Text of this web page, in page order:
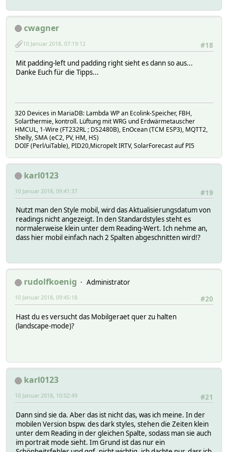
cwagner
#18
10 Januar 2018, 07:19:12
Mit padding-left und padding right sieht es dann so aus...
Danke Euch für die Tipps...
320 Devices in MariaDB: Lambda WP an Ecolink-Speicher, FBH,
Solarthermie, kontroll. Lüftung mit WRG und Erdwärmetauscher
HMCUL, 1-Wire (FT232RL ; DS2480B), EnOcean (TCM ESP3), MQTT2,
Shelly, SMA (eC2, PV, HM, HS)
DOIF (Perl/uiTable), PID20,Micropelt IRTV, SolarForecast auf PI5
karl0123
#19
10 Januar 2018, 09:41:37
Nutzt man den Style mobil, wird das Aktualisierungsdatum von
readings nicht angezeigt. In den Standardstyles steht es
normalerweise klein unter dem Reading-Wert. Ich nehme an,
dass hier mobil einfach nach 2 Spalten abgeschnitten wird!?
rudolfkoenig
Administrator
#20
10 Januar 2018, 09:45:18
Hast du es versucht das Mobilgeraet quer zu halten
(landscape-mode)?
karl0123
#21
10 Januar 2018, 10:02:49
Dann sind sie da. Aber das ist nicht das, was ich meine. In der
mobilen Version bspw. des dark styles, stehen die Zeiten klein
unter dem Reading in der gleichen Spalte, sodass man sie auch
im portrait mode sieht. Im Grund ist das nur ein